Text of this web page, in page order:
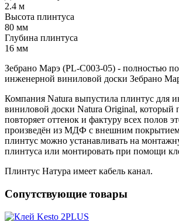
2.4 м
Высота плинтуса
80 мм
Глубина плинтуса
16 мм
Зебрано Марэ (PL-C003-05) - полностью
инженерной виниловой доски Зебрано
Компания Natura выпустила плинтус для
виниловой доски Natura Original, который
повторяет оттенок и фактуру всех полов
произведён из МДФ с внешним
плинтус можно устанавливать на
плинтуса или монтировать при помощи
Плинтус Натура имеет кабель канал.
Сопутствующие товары